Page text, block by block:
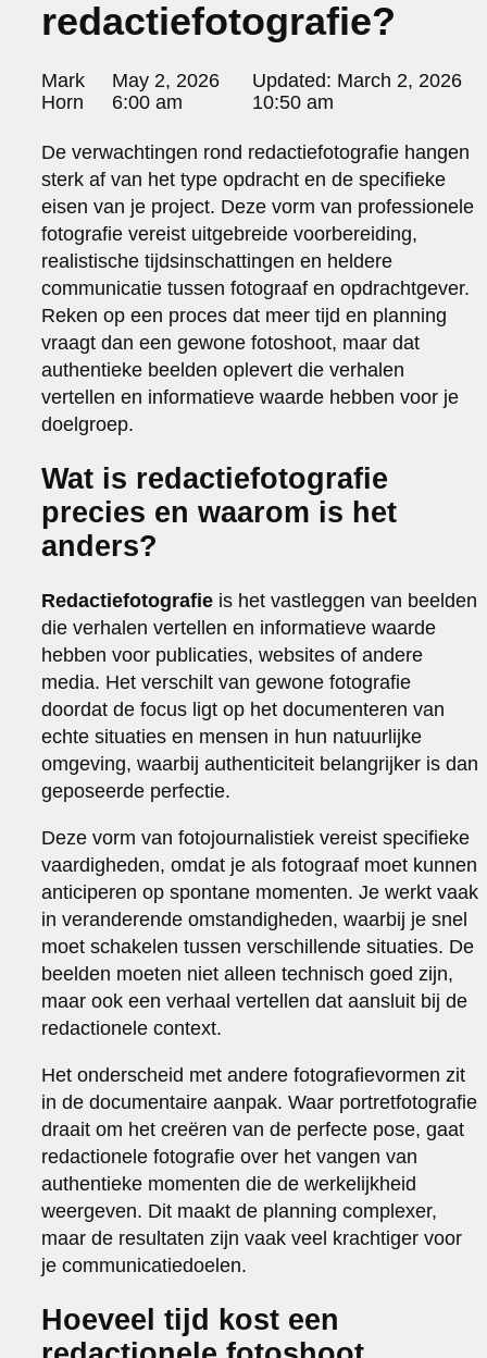
portraits 2
portraits 3
fd gazellen 2014
sanoma view 2014 – annual report
het zuiderlicht
thomas van luyn
various
parool christmas special
editorial
travel
commercial
fashion
contact
info@markhorn.nl
+31650600601
about
redactiefotografie?
Posted
by:
Mark
Horn
May 2, 2026
6:00 am
Updated: March 2, 2026
10:50 am
De verwachtingen rond redactiefotografie hangen
sterk af van het type opdracht en de specifieke
eisen van je project. Deze vorm van professionele
fotografie vereist uitgebreide voorbereiding,
realistische tijdsinschattingen en heldere
communicatie tussen fotograaf en opdrachtgever.
Reken op een proces dat meer tijd en planning
vraagt dan een gewone fotoshoot, maar dat
authentieke beelden oplevert die verhalen
vertellen en informatieve waarde hebben voor je
doelgroep.
Wat is redactiefotografie
precies en waarom is het
anders?
Redactiefotografie is het vastleggen van beelden
die verhalen vertellen en informatieve waarde
hebben voor publicaties, websites of andere
media. Het verschilt van gewone fotografie
doordat de focus ligt op het documenteren van
echte situaties en mensen in hun natuurlijke
omgeving, waarbij authenticiteit belangrijker is dan
geposeerde perfectie.
Deze vorm van fotojournalistiek vereist specifieke
vaardigheden, omdat je als fotograaf moet kunnen
anticiperen op spontane momenten. Je werkt vaak
in veranderende omstandigheden, waarbij je snel
moet schakelen tussen verschillende situaties. De
beelden moeten niet alleen technisch goed zijn,
maar ook een verhaal vertellen dat aansluit bij de
redactionele context.
Het onderscheid met andere fotografievormen zit
in de documentaire aanpak. Waar portretfotografie
draait om het creëren van de perfecte pose, gaat
redactionele fotografie over het vangen van
authentieke momenten die de werkelijkheid
weergeven. Dit maakt de planning complexer,
maar de resultaten zijn vaak veel krachtiger voor
je communicatiedoelen.
Hoeveel tijd kost een